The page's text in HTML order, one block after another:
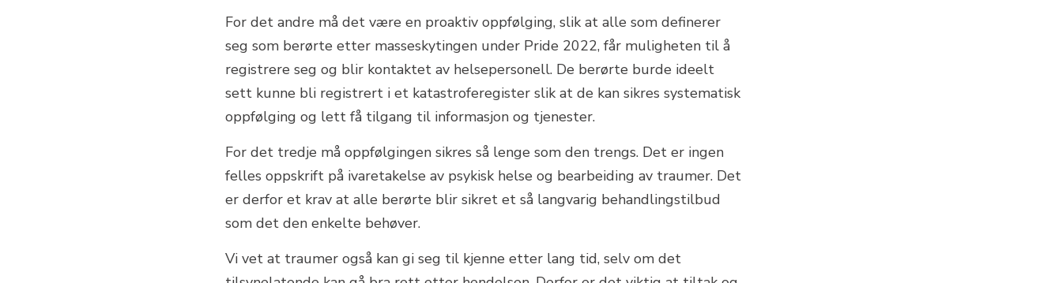
For det andre må det være en proaktiv oppfølging, slik at alle som definerer
seg som berørte etter masseskytingen under Pride 2022, får muligheten til å
registrere seg og blir kontaktet av helsepersonell. De berørte burde ideelt
sett kunne bli registrert i et katastroferegister slik at de kan sikres systematisk
oppfølging og lett få tilgang til informasjon og tjenester.
For det tredje må oppfølgingen sikres så lenge som den trengs. Det er ingen
felles oppskrift på ivaretakelse av psykisk helse og bearbeiding av traumer. Det
er derfor et krav at alle berørte blir sikret et så langvarig behandlingstilbud
som det den enkelte behøver.
Vi vet at traumer også kan gi seg til kjenne etter lang tid, selv om det